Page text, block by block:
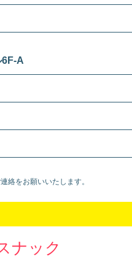
6F-A
絡をお願いいたします。
ナック